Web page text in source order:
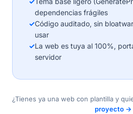
dependencias frágiles
✓Código auditado, sin
usar
✓La web es tuya al 100%,
servidor
¿Tienes ya una web con plantilla y
proyecto →